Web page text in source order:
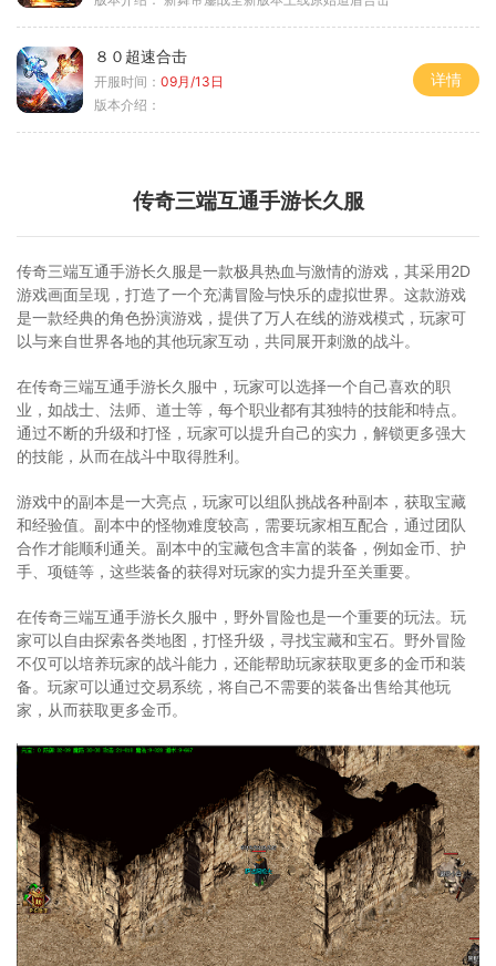
８０超速合击
开服时间： 09月/13日
版本介绍：
详情
传奇三端互通手游长久服
传奇三端互通手游长久服是一款极具热血与激情的游戏，其采用2D
游戏画面呈现，打造了一个充满冒险与快乐的虚拟世界。这款游戏
是一款经典的角色扮演游戏，提供了万人在线的游戏模式，玩家可
以与来自世界各地的其他玩家互动，共同展开刺激的战斗。
在传奇三端互通手游长久服中，玩家可以选择一个自己喜欢的职
业，如战士、法师、道士等，每个职业都有其独特的技能和特点。
通过不断的升级和打怪，玩家可以提升自己的实力，解锁更多强大
的技能，从而在战斗中取得胜利。
游戏中的副本是一大亮点，玩家可以组队挑战各种副本，获取宝藏
和经验值。副本中的怪物难度较高，需要玩家相互配合，通过团队
合作才能顺利通关。副本中的宝藏包含丰富的装备，例如金币、护
手、项链等，这些装备的获得对玩家的实力提升至关重要。
在传奇三端互通手游长久服中，野外冒险也是一个重要的玩法。玩
家可以自由探索各类地图，打怪升级，寻找宝藏和宝石。野外冒险
不仅可以培养玩家的战斗能力，还能帮助玩家获取更多的金币和装
备。玩家可以通过交易系统，将自己不需要的装备出售给其他玩
家，从而获取更多金币。